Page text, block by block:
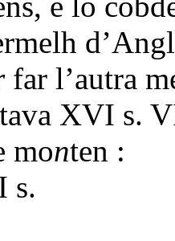
far l’autra
XVI s.
monten :